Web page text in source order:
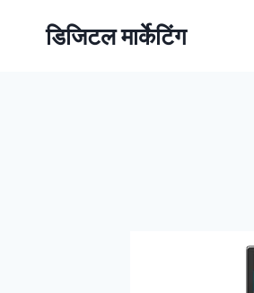
डिजिटल मार्केटिंग